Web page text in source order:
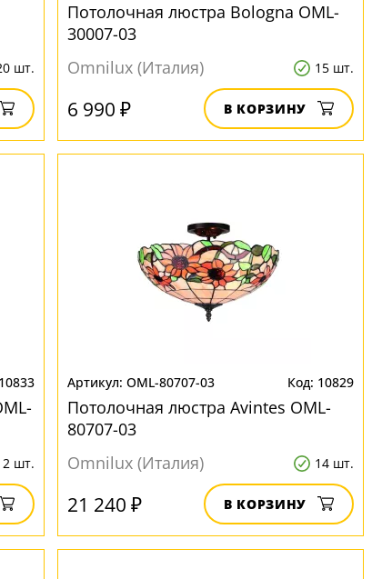
шт.
Потолочная люстра Bologna OML-
30007-03
Omnilux (Италия)
15 шт.
6 990 ₽ В КОРЗИНУ
10833
2 шт.
OML-80707-03 10829
Потолочная люстра Avintes OML-
80707-03
Omnilux (Италия)
14 шт.
21 240 ₽ В КОРЗИНУ